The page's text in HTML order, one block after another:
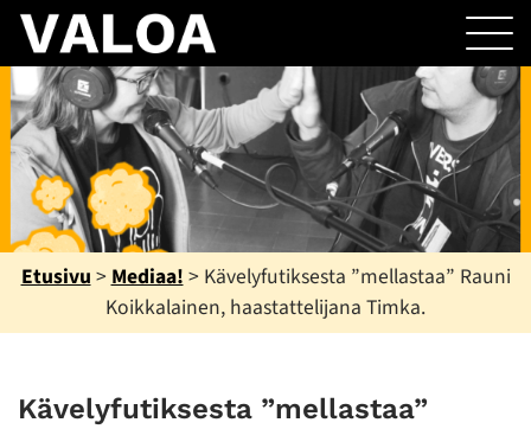
Etusivu > Mediaa! > Kävelyfutiksesta ”mellastaa” Rauni
Koikkalainen, haastattelijana Timka.
Kävelyfutiksesta ”mellastaa”